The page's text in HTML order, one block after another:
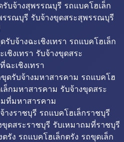
บจ้างสุพรรณบุรี รถแบคโฮเล็ก
รณบุรี รับจ้างขุดสระสุพรรณบุรี
รับจ้างฉะเชิงเทรา รถแบคโฮเล็ก
เชิงเทรา รับจ้างขุดสระ
ฉะเชิงเทรา
ดรับจ้างมหาสารคาม รถแบคโฮ
ล็กมหาสารคาม รับจ้างขุดสระ
ที่มหาสารคาม
างราชบุรี รถแบคโฮเล็กราชบุรี
ขุดสระราชบุรี รับเหมาถมที่ราชบุรี
รัง รถแบคโฮเล็กตรัง รถขุดเล็ก